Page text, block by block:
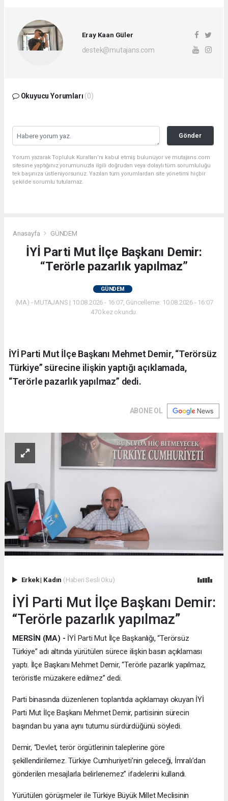
Eray Kaan Güler
destek@mutajans.com
Okuyucu Yorumları (0)
Gönder
Yorum yazarak Topluluk Kuralları’nı kabul etmiş bulunuyor ve mutajans.com
sitesine yaptığınız yorumunuzla ilgili doğrudan veya dolaylı tüm sorumluluğu
tek başınıza üstleniyorsunuz. Yazılan tüm yorumlardan site yönetimi hiçbir
şekilde sorumlu tutulamaz.
Anasayfa GÜNDEM
İYİ Parti Mut İlçe Başkanı Demir:
“Terörle pazarlık yapılmaz”
GÜNDEM
(MA) - MUTAJANS | 10.08.2026 - 16:07, Güncelleme: 10.08.2026 - 16:07
470 kez okundu.
İYİ Parti Mut İlçe Başkanı Mehmet Demir, “Terörsüz
Türkiye” sürecine ilişkin yaptığı açıklamada,
“Terörle pazarlık yapılmaz” dedi.
ABONE OL
Erkek| Kadın (Haberi Sesli Oku)
İYİ Parti Mut İlçe Başkanı Demir:
“Terörle pazarlık yapılmaz”
MERSİN (MA) - İYİ Parti Mut İlçe Başkanlığı, “Terörsüz
Türkiye” adı altında yürütülen sürece ilişkin basın açıklaması
yaptı. İlçe Başkanı Mehmet Demir, “Terörle pazarlık yapılmaz,
teröristle müzakere edilmez” dedi.
Parti binasında düzenlenen toplantıda açıklamayı okuyan İYİ
Parti Mut İlçe Başkanı Mehmet Demir, partisinin sürecin
başından bu yana aynı tutumu sürdürdüğünü söyledi.
Demir, “Devlet, terör örgütlerinin taleplerine göre
şekillendirilemez. Türkiye Cumhuriyeti’nin geleceği, İmralı’dan
gönderilen mesajlarla belirlenemez” ifadelerini kullandı.
Yürütülen görüşmeler ile Türkiye Büyük Millet Meclisinin